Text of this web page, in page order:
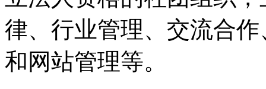
律、行业管理、交流合
和网站管理等。